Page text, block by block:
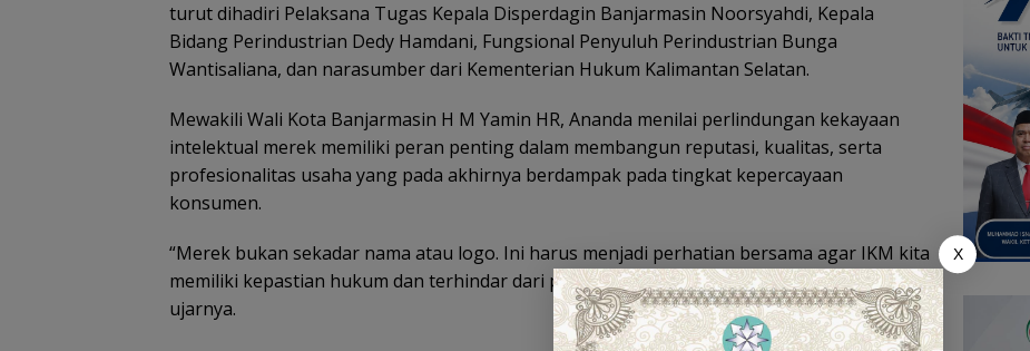
turut dihadiri Pelaksana Tugas Kepala Disperdagin Banjarmasin Noorsyahdi, Kepala
Bidang Perindustrian Dedy Hamdani, Fungsional Penyuluh Perindustrian Bunga
Wantisaliana, dan narasumber dari Kementerian Hukum Kalimantan Selatan.
Mewakili Wali Kota Banjarmasin H M Yamin HR, Ananda menilai perlindungan kekayaan
intelektual merek memiliki peran penting dalam membangun reputasi, kualitas, serta
profesionalitas usaha yang pada akhirnya berdampak pada tingkat kepercayaan
konsumen.
“Merek bukan sekadar nama atau logo. Ini harus menjadi perhatian bersama agar IKM kita
memiliki kepastian hukum dan terhindar dari penyalahgunaan merek oleh pihak lain,”
ujarnya.
X